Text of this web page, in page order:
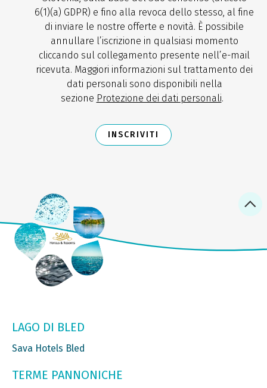
6(1)(a) GDPR) e fino alla revoca dello stesso, al fine
di inviare le nostre offerte e novità. È possibile
annullare l’iscrizione in qualsiasi momento
cliccando sul collegamento presente nell’e-mail
ricevuta. Maggiori informazioni sul trattamento dei
dati personali sono disponibili nella
sezione Protezione dei dati personali.
INSCRIVITI
LAGO DI BLED
Sava Hotels Bled
TERME PANNONICHE